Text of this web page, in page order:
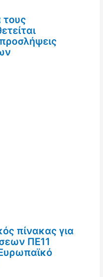
τους
πίνακας για
ΠΕ11